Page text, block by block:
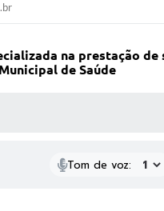
na prestação
de Saúde
Tom de voz: